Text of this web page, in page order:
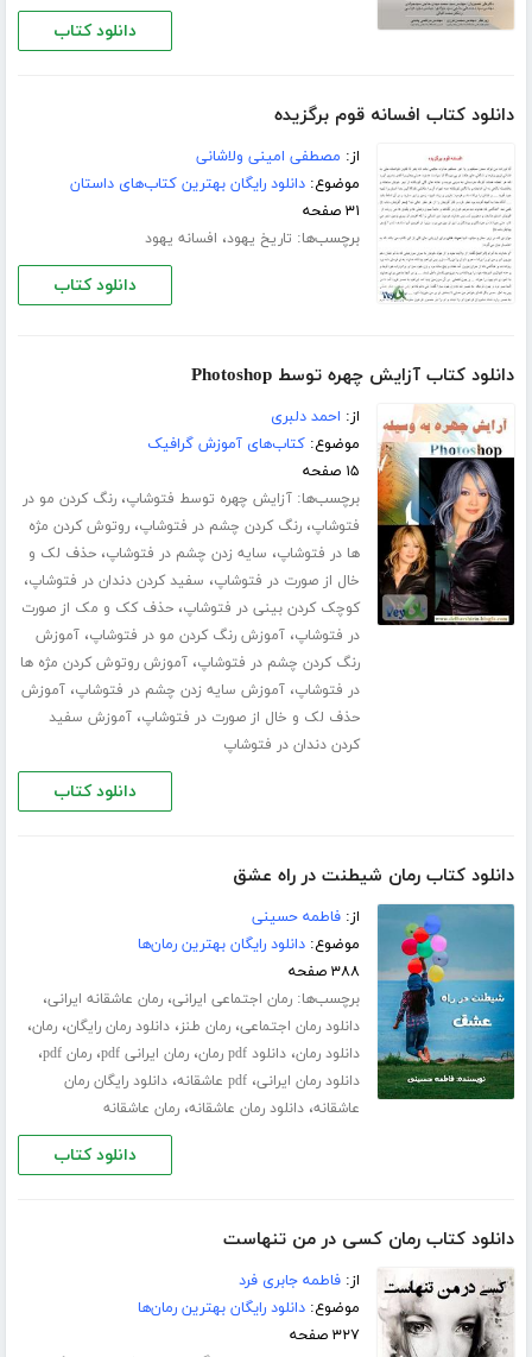
دانلود کتاب
دانلود کتاب افسانه قوم برگزیده
از: مصطفی امینی ولاشانی
موضوع:دانلود رایگان بهترین کتاب‌های داستان
۳۱ صفحه
برچسب‌ها: تاریخ یهود، افسانه یهود
دانلود کتاب
دانلود کتاب آزایش چهره توسط Photoshop
از: احمد دلبری
موضوع:کتاب‌های آموزش گرافیک
۱۵ صفحه
برچسب‌ها:آزایش چهره توسط فتوشاپ،رنگ کردن مو در
فتوشاپ،رنگ کردن چشم در فتوشاپ،روتوش کردن مژه
ها در فتوشاپ، سایه زدن چشم در فتوشاپ،حذف لک و
خال از صورت در فتوشاپ، سفید کردن دندان در فتوشاپ،
کوچک کردن بینی در فتوشاپ،حذف کک و مک از صورت
در فتوشاپ،آموزش رنگ کردن مو در فتوشاپ،آموزش
رنگ کردن چشم در فتوشاپ،آموزش روتوش کردن مژه ها
در فتوشاپ،آموزش سایه زدن چشم در فتوشاپ،آموزش
حذف لک و خال از صورت در فتوشاپ،آموزش سفید
کردن دندان در فتوشاپ
دانلود کتاب
دانلود کتاب رمان شیطنت در راه عشق
از:فاطمه حسینی
موضوع:دانلود رایگان بهترین رمان‌ها
۳۸۸ صفحه
برچسب‌ها:رمان اجتماعی ایرانی،رمان عاشقانه ایرانی،
دانلود رمان اجتماعی،رمان طنز،دانلود رمان رایگان،رمان،
دانلود رمان،دانلود pdf رمان ،رمان ایرانی pdf ،رمان pdf ،
دانلود رمان ایرانی،pdf عاشقانه ،دانلود رایگان رمان
عاشقانه،دانلود رمان عاشقانه،رمان عاشقانه
دانلود کتاب
دانلود کتاب رمان کسی در من تنهاست
از:فاطمه جابری فرد
موضوع:دانلود رایگان بهترین رمان‌ها
۳۲۷ صفحه